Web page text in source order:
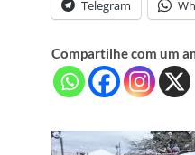
Telegram
Compartilhe com um